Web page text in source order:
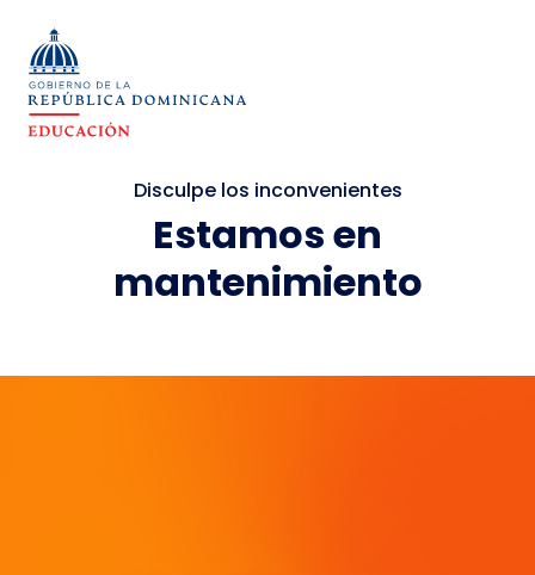
Disculpe los inconvenientes
Estamos en
mantenimiento